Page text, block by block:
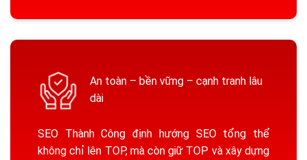
An toàn – bền vững – cạnh tranh lâu
dài
SEO Thành Công định hướng SEO tổng thể
không chỉ lên TOP, mà còn giữ TOP và xây dựng